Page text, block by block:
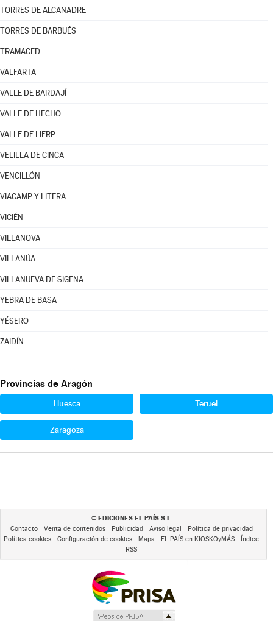
TORRES DE ALCANADRE
TORRES DE BARBUÉS
TRAMACED
VALFARTA
VALLE DE BARDAJÍ
VALLE DE HECHO
VALLE DE LIERP
VELILLA DE CINCA
VENCILLÓN
VIACAMP Y LITERA
VICIÉN
VILLANOVA
VILLANÚA
VILLANUEVA DE SIGENA
YEBRA DE BASA
YÉSERO
ZAIDÍN
Provincias de Aragón
Huesca Teruel
Zaragoza
© EDICIONES EL PAÍS S.L.
Contacto Venta de contenidos Publicidad Aviso legal
Política de privacidad
Política cookies
Configuración de cookies Mapa EL PAÍS en KIOSKOyMÁS
Índice
RSS